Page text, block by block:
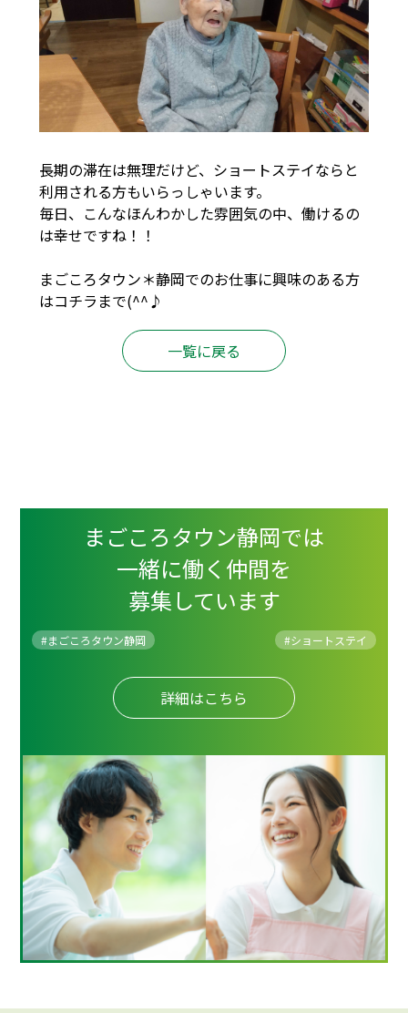
長期の滞在は無理だけど、ショートステイならと
利用される方もいらっしゃいます。
毎日、こんなほんわかした雰囲気の中、働けるの
は幸せですね！！
まごころタウン＊静岡でのお仕事に興味のある方
はコチラ まで(^^♪
一覧に戻る
まごころタウン静岡では
一緒に働く仲間を
募集しています
#まごころタウン静岡 #ショートステイ
詳細はこちら